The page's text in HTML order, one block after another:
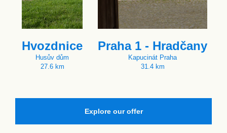
Hvozdnice
Husův dům
27.6 km
Praha 1 - Hradčany
Kapucinát Praha
31.4 km
Explore our offer